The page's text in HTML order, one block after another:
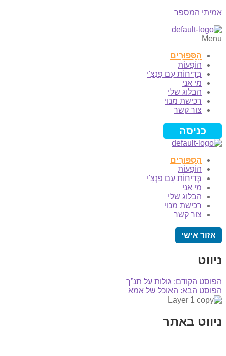
אמיתי המספר
Menu
הַסִּפּוּרִים
הוֹפָעוֹת
בְּדִיחוֹת עִם פַּנְצִ'י
מי אני
הבלוג שלי
רכישת מנוי
צור קשר
כניסה
הַסִּפּוּרִים
הוֹפָעוֹת
בְּדִיחוֹת עִם פַּנְצִ'י
מי אני
הבלוג שלי
רכישת מנוי
צור קשר
אזור אישי
ניווט
הפוסט הקודם: גולות על תנ”ך
הפוסט הבא: האוכל של אמא
ניווט באתר